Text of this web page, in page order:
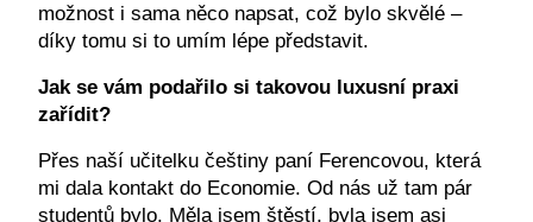
možnost i sama něco napsat, což bylo skvělé –
díky tomu si to umím lépe představit.
Jak se vám podařilo si takovou luxusní praxi
zařídit?
Přes naší učitelku češtiny paní Ferencovou, která
mi dala kontakt do Economie. Od nás už tam pár
studentů bylo. Měla jsem štěstí, byla jsem asi